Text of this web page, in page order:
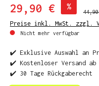
29,90 € %
Preise inkl. MwSt. zzgl.
Nicht mehr verfügbar
✔️ Exklusive Auswahl an
✔️ Kostenloser Versand ab
✔️ 30 Tage Rückgaberecht